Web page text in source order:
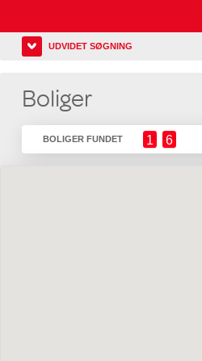
UDVIDET SØGNING
Boliger
BOLIGER FUNDET 1 6